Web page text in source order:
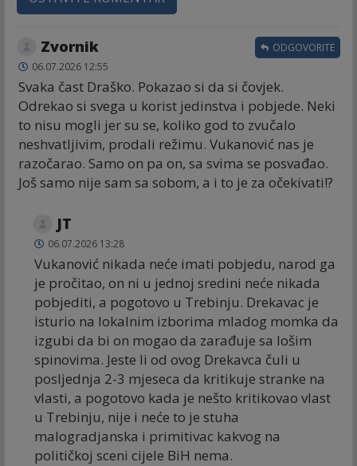
Zvornik
06.07.2026 12:55
Svaka čast Draško. Pokazao si da si čovjek.
Odrekao si svega u korist jedinstva i pobjede. Neki
to nisu mogli jer su se, koliko god to zvučalo
neshvatljivim, prodali režimu. Vukanović nas je
razočarao. Samo on pa on, sa svima se posvađao.
Još samo nije sam sa sobom, a i to je za očekivati!?
ODGOVORITE
JT
06.07.2026 13:28
Vukanović nikada neće imati pobjedu, narod ga
je pročitao, on ni u jednoj sredini neće nikada
pobjediti, a pogotovo u Trebinju. Drekavac je
isturio na lokalnim izborima mladog momka da
izgubi da bi on mogao da zarađuje sa lošim
spinovima. Jeste li od ovog Drekavca čuli u
posljednja 2-3 mjeseca da kritikuje stranke na
vlasti, a pogotovo kada je nešto kritikovao vlast
u Trebinju, nije i neće to je stuha
malogradjanska i primitivac kakvog na
političkoj sceni cijele BiH nema.